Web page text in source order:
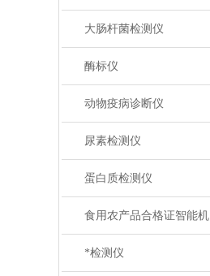
大肠杆菌检测仪
酶标仪
动物疫病诊断仪
尿素检测仪
蛋白质检测仪
食用农产品合格证智能机
*检测仪